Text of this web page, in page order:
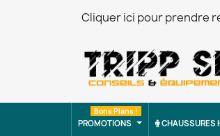
Cliquer ici pour prendre
PROMOTIONS
Bons Plans !
CHAUSSURES